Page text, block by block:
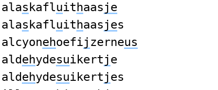
alas kafluithaasje
alas kafluithaasjes
alcyonehoefij zerneus
aldehydesuikertje
aldehydesuikertjes